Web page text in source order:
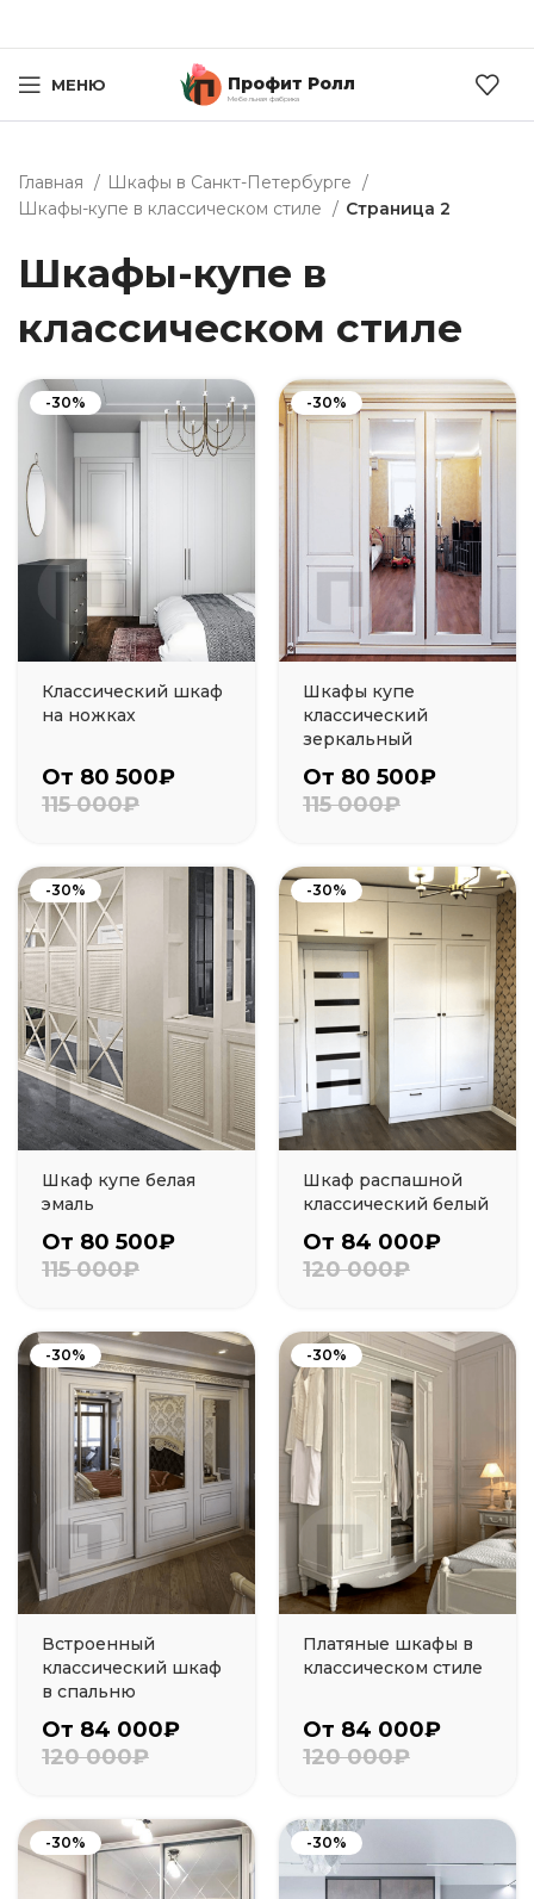
МЕНЮ Профит Ролл
Мебельная фабрика
Главная
Шкафы в Санкт-Петербурге
Шкафы-купе в классическом стиле
Страница 2
Шкафы-купе в
классическом стиле
-30%
Классический шкаф
на ножках
От 80 500₽
115 000₽
-30%
Шкафы купе
классический
зеркальный
От 80 500₽
115 000₽
-30%
Шкаф купе белая
эмаль
От 80 500₽
115 000₽
-30%
Шкаф распашной
классический белый
От 84 000₽
120 000₽
-30%
Встроенный
классический шкаф
в спальню
От 84 000₽
120 000₽
-30%
Платяные шкафы в
классическом стиле
От 84 000₽
120 000₽
-30% -30%